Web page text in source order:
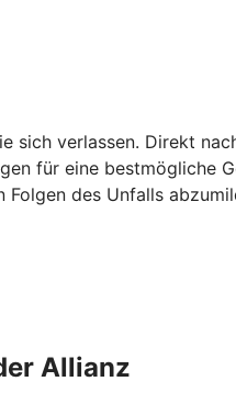
sich verlassen. Direkt
für eine bestmögliche
des Unfalls
Allianz